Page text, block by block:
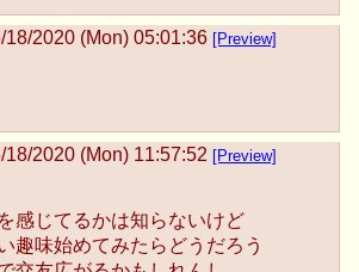
18/2020 (Mon) 05:01:36 [Preview]
18/2020 (Mon) 11:57:52 [Preview]
感じてるかは知らないけど
趣味始めてみたらどうだろう